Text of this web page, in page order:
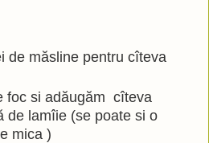
de măsline pentru cîteva
foc si adăugăm cîteva
de lamîie (se poate si o
mica )